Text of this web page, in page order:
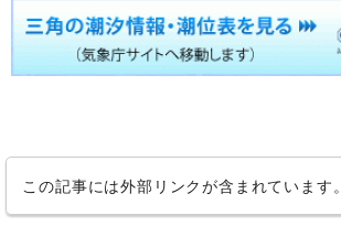
この記事には外部リンクが含まれています。